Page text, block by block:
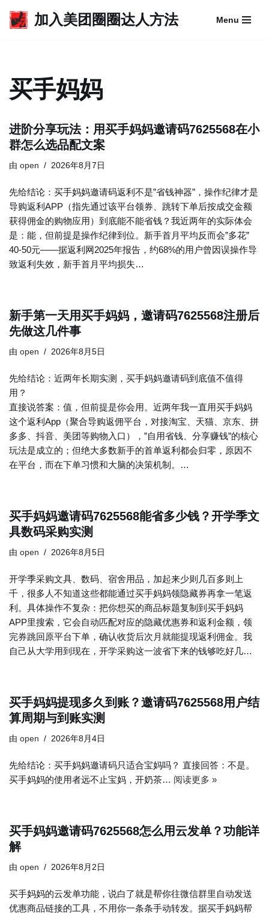
跳
文
加入美团圈圈达人方法 Menu
买手妈妈
进阶分享玩法：用买手妈妈邀请码7625568在小
群怎么选品配文案
由 open 2026年8月7日
先给结论：买手妈妈邀请码返利不是”省钱神器”，操作纪律才是
导购返利APP（指先通过该平台领券、跳转下单后按成交金额
获得佣金的购物应用）到底能不能省钱？我近两年的实际体会
是：能，但前提是操作纪律到位。新手首月平均反而会”多花”
40-50元——据返利网2025年报告，约68%的用户曾因误操作导
致返利失效，新手首月平均损失…
新手第一天用买手妈妈，邀请码7625568注册后
先做这几件事
由 open 2026年8月5日
先给结论：近两年长期实测，买手妈妈邀请码到底值不值得
用？
直接说答案：值，但前提是你会用。近两年我一直用买手妈妈
这个返利App（聚合导购返佣平台，对接淘宝、天猫、京东、拼
多多、抖音、美团等购物入口），”自用省钱、分享赚钱”的核心
玩法是成立的；但绝大多数新手的首单返利都会归零，原因不
在平台，而在下单习惯和大脑的决策机制。…
买手妈妈邀请码7625568能省多少钱？开学季文
具数码采购实测
由 open 2026年8月5日
开学季采购文具、数码、宿舍用品，加起来少则几百多则上
千，很多人不知道这些都能通过买手妈妈领隐藏券再拿一笔返
利。具体操作不复杂：把你想买的商品标题复制到买手妈妈
APP里搜索，它会自动匹配对应的隐藏优惠券和返利金额，领
完券跳回原平台下单，确认收货后次月就能提现返利佣金。我
自己从大学用到现在，开学采购这一波省下来的钱够吃好几…
买手妈妈提现多久到账？邀请码7625568用户结
算周期与到账实测
由 open 2026年8月4日
先给结论：买手妈妈邀请码只适合宝妈吗？ 直接回答：不是。
买手妈妈的使用者远不止宝妈，开奶茶… 阅读更多 »
买手妈妈邀请码7625568怎么用云发单？功能详
解
由 open 2026年8月2日
买手妈妈的云发单功能，说白了就是帮你往微信群里自动发送
优惠商品链接的工具，不用你一条条手动转发。据买手妈妈帮